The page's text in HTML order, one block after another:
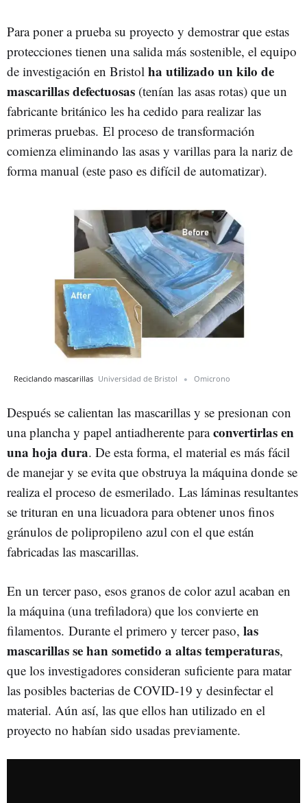
Para poner a prueba su proyecto y demostrar que estas
protecciones tienen una salida más sostenible, el equipo
de investigación en Bristol ha utilizado un kilo de
mascarillas defectuosas (tenían las asas rotas) que un
fabricante británico les ha cedido para realizar las
primeras pruebas. El proceso de transformación
comienza eliminando las asas y varillas para la nariz de
forma manual (este paso es difícil de automatizar).
Reciclando mascarillas Universidad de Bristol Omicrono
Después se calientan las mascarillas y se presionan con
una plancha y papel antiadherente paraconvertirlas en
una hoja dura. De esta forma, el material es más fácil
de manejar y se evita que obstruya la máquina donde se
realiza el proceso de esmerilado. Las láminas resultantes
se trituran en una licuadora para obtener unos finos
gránulos de polipropileno azul con el que están
fabricadas las mascarillas.
En un tercer paso, esos granos de color azul acaban en
la máquina (una trefiladora) que los convierte en
filamentos. Durante el primero y tercer paso, las
mascarillas se han sometido a altas temperaturas,
que los investigadores consideran suficiente para matar
las posibles bacterias de COVID-19 y desinfectar el
material. Aún así, las que ellos han utilizado en el
proyecto no habían sido usadas previamente.